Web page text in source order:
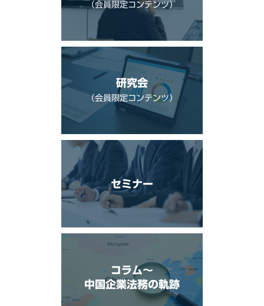
（会員限定コンテンツ）
研究会
（会員限定コンテンツ）
セミナー
コラム〜
中国企業法務の軌跡